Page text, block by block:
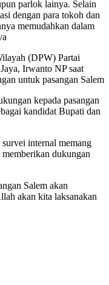
parlok lainya. Selain
dengan para tokoh dan
memudahkan dalam
(DPW) Partai
Irwanto NP saat
untuk pasangan Salem
kepada pasangan
kandidat Bupati dan
internal memang
dukungan
Salem akan
akan kita laksanakan